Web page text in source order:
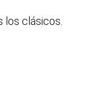
los clásicos.